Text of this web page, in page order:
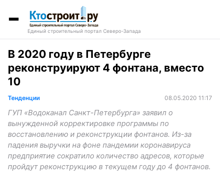
Единый строительный портал Северо-Запада
В 2020 году в Петербурге
реконструируют 4 фонтана, вместо
10
Тенденции 08.05.2020 11:17
ГУП «Водоканал Санкт-Петербурга» заявил о
вынужденной корректировке программы по
восстановлению и реконструкции фонтанов. Из-за
падения выручки на фоне пандемии коронавируса
предприятие сократило количество адресов, которые
пройдут реконструкцию в текущем году до 4 фонтанов.